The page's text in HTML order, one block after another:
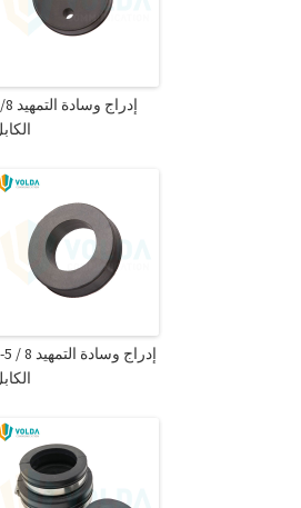
3/8 إدراج
1-5 / 8 إدراج وسادة